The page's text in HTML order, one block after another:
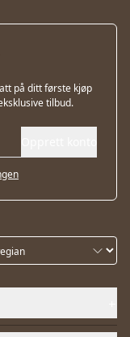
på ditt første kjøp
tilbud.